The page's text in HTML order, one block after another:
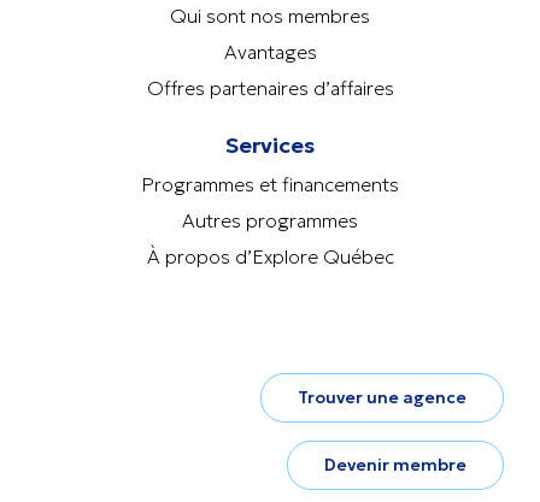
Qui sont nos membres
Avantages
Offres partenaires d’affaires
Services
Programmes et financements
Autres programmes
À propos d’Explore Québec
Trouver une agence
Devenir membre